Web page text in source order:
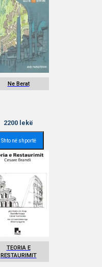
Ne Berat
2200 lekë
Shto në shportë
TEORIA E
RESTAURIMIT